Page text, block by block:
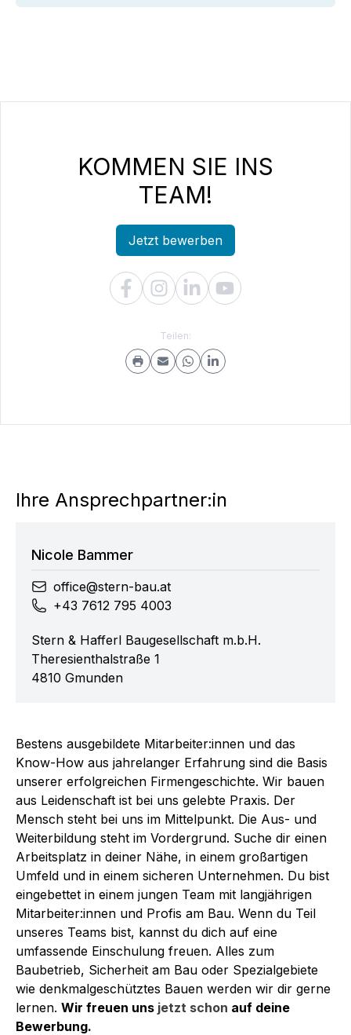
KOMMEN SIE INS
TEAM!
Jetzt bewerben
Teilen:
Ihre Ansprechpartner:in
Nicole Bammer
office@stern-bau.at
+43 7612 795 4003
Stern & Hafferl Baugesellschaft m.b.H.
Theresienthalstraße 1
4810 Gmunden
Bestens ausgebildete Mitarbeiter:innen und das
Know-How aus jahrelanger Erfahrung sind die Basis
unserer erfolgreichen Firmengeschichte. Wir bauen
aus Leidenschaft ist bei uns gelebte Praxis. Der
Mensch steht bei uns im Mittelpunkt. Die Aus- und
Weiterbildung steht im Vordergrund. Suche dir einen
Arbeitsplatz in deiner Nähe, in einem großartigen
Umfeld und in einem sicheren Unternehmen. Du bist
eingebettet in einem jungen Team mit langjährigen
Mitarbeiter:innen und Profis am Bau. Wenn du Teil
unseres Teams bist, kannst du dich auf eine
umfassende Einschulung freuen. Alles zum
Baubetrieb, Sicherheit am Bau oder Spezialgebiete
wie denkmalgeschütztes Bauen werden wir dir gerne
lernen. Wir freuen uns jetzt schon auf deine
Bewerbung.